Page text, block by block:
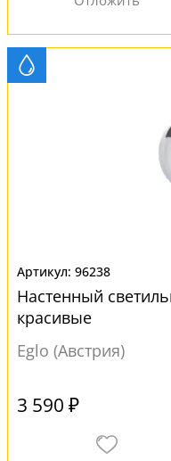
96238
Настенный
красивые
Eglo (Австрия)
3 590 ₽